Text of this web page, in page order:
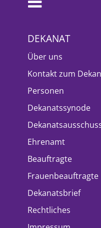
DEKANAT
Über uns
Kontakt zum
Personen
Dekanatssynode
Ehrenamt
Beauftragte
Frauenbeauftragte
Dekanatsbrief
Rechtliches